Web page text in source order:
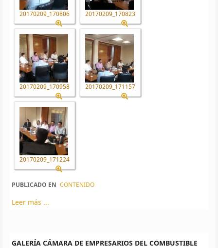
20170209_170806 20170209_170823
20170209_170958 20170209_171157
20170209_171224
PUBLICADO EN CONTENIDO
Leer más ...
GALERÍA CÁMARA DE EMPRESARIOS DEL COMBUSTIBLE